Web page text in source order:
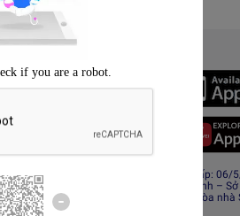
Always Better
Tải App Lazada
Giấy CNĐKDN: 0308808576 – Ngày cấp:
Cơ quan cấp: Phòng Đăng ký kinh doanh –
Địa chỉ đăng ký kinh doanh: Tầng 19, Tòa nhà
Minh, Việt Nam